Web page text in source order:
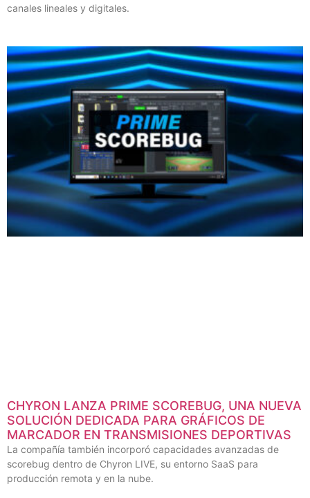
canales lineales y digitales.
CHYRON LANZA PRIME SCOREBUG, UNA NUEVA
SOLUCIÓN DEDICADA PARA GRÁFICOS DE
MARCADOR EN TRANSMISIONES DEPORTIVAS
La compañía también incorporó capacidades avanzadas de
scorebug dentro de Chyron LIVE, su entorno SaaS para
producción remota y en la nube.